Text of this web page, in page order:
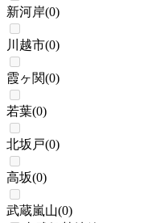
新河岸(0)
川越市(0)
霞ヶ関(0)
若葉(0)
北坂戸(0)
高坂(0)
武蔵嵐山(0)